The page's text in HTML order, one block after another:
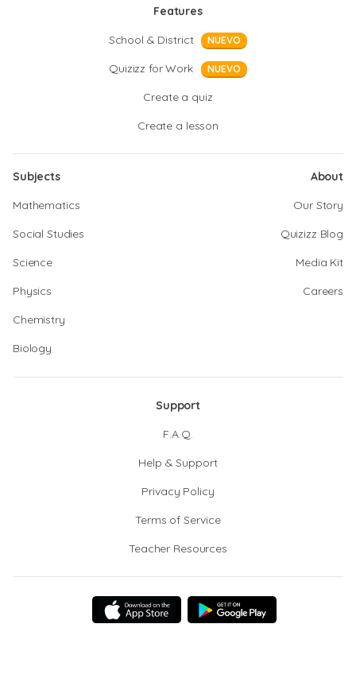
Features
School & District
NUEVO
Quizizz for Work NUEVO
Create a quiz
Create a lesson
Subjects
Mathematics
Social Studies
Science
Physics
Chemistry
Biology
About
Our Story
Quizizz Blog
Media Kit
Careers
Support
F.A.Q.
Help & Support
Privacy Policy
Terms of Service
Teacher Resources